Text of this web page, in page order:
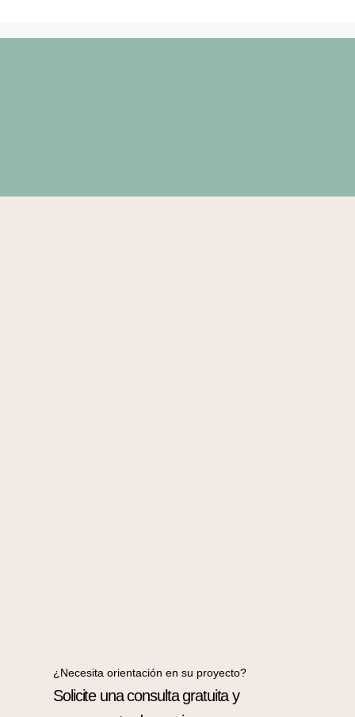
¿Necesita orientación en su proyecto?
Solicite una consulta gratuita y